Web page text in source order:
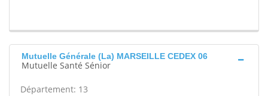
Mutuelle Générale (La) MARSEILLE CEDEX 06
Mutuelle Santé Sénior
Département: 13